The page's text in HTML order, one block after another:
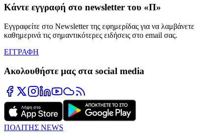
Κάντε εγγραφή στο newsletter του «Π»
Εγγραφείτε στο Newsletter της εφημερίδας για να λαμβάνετε
καθημερινά τις σημαντικότερες ειδήσεις στο email σας.
ΕΓΓΡΑΦΗ
Ακολουθήστε μας στα social media
ΠΟΛΙΤΗΣ NEWS